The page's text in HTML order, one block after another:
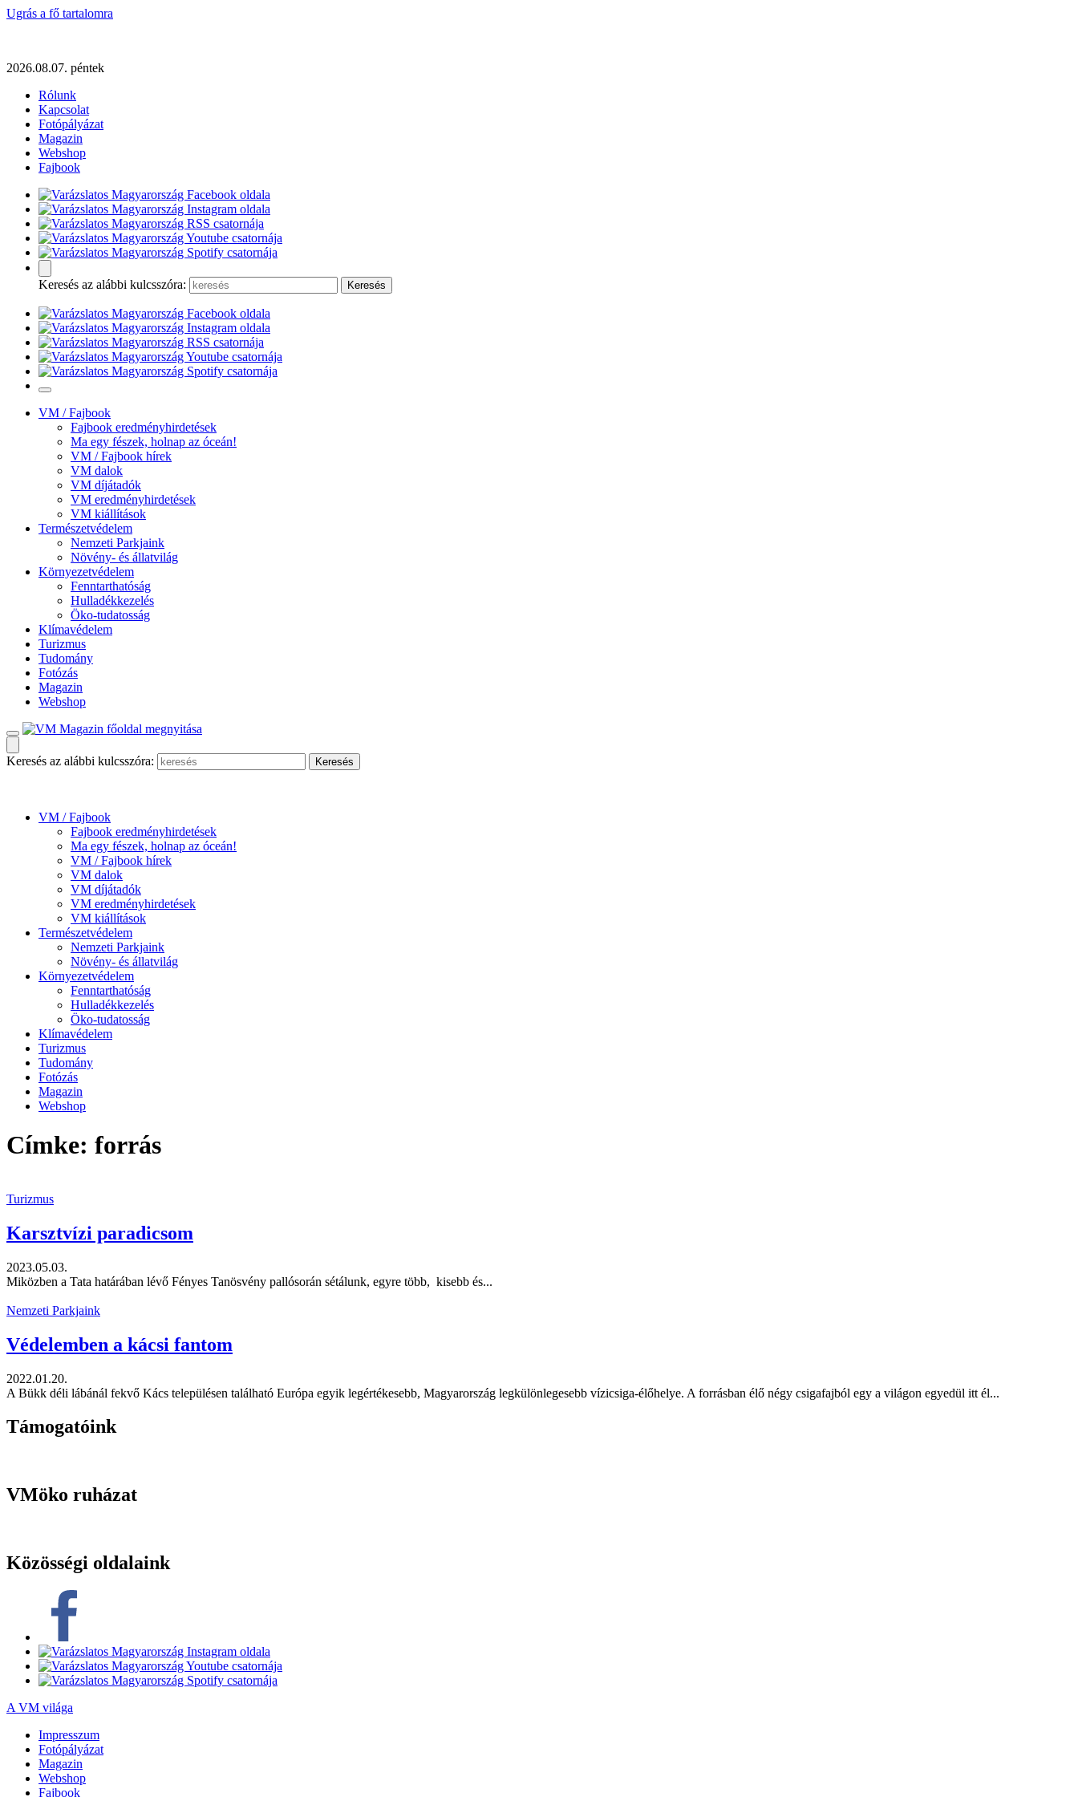
Ugrás a fő tartalomra
2026.08.07. péntek
Rólunk
Kapcsolat
Fotópályázat
Magazin
Webshop
Fajbook
Keresés az alábbi kulcsszóra:
VM / Fajbook
Fajbook eredményhirdetések
Ma egy fészek, holnap az óceán!
VM / Fajbook hírek
VM dalok
VM díjátadók
VM eredményhirdetések
VM kiállítások
Természetvédelem
Nemzeti Parkjaink
Növény- és állatvilág
Környezetvédelem
Fenntarthatóság
Hulladékkezelés
Öko-tudatosság
Klímavédelem
Turizmus
Tudomány
Fotózás
Magazin
Webshop
Keresés az alábbi kulcsszóra:
VM / Fajbook
Fajbook eredményhirdetések
Ma egy fészek, holnap az óceán!
VM / Fajbook hírek
VM dalok
VM díjátadók
VM eredményhirdetések
VM kiállítások
Természetvédelem
Nemzeti Parkjaink
Növény- és állatvilág
Környezetvédelem
Fenntarthatóság
Hulladékkezelés
Öko-tudatosság
Klímavédelem
Turizmus
Tudomány
Fotózás
Magazin
Webshop
Címke: forrás
Turizmus
Karsztvízi paradicsom
2023.05.03.
Miközben a Tata határában lévő Fényes Tanösvény pallósorán sétálunk, egyre több, kisebb és...
Nemzeti Parkjaink
Védelemben a kácsi fantom
2022.01.20.
A Bükk déli lábánál fekvő Kács településen található Európa egyik legértékesebb, Magyarország legkülönlegesebb vízicsiga-élőhelye. A forrásban élő négy csigafajból egy a világon egyedül itt él...
Támogatóink
VMöko ruházat
Közösségi oldalaink
A VM világa
Impresszum
Fotópályázat
Magazin
Webshop
Fajbook